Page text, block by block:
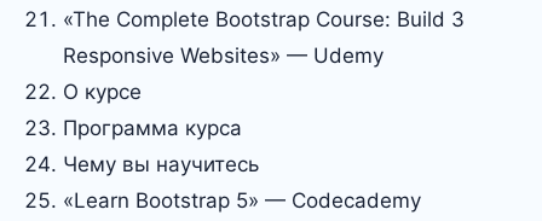
«The Complete Bootstrap Course: Build 3
Responsive Websites» — Udemy
О курсе
Программа курса
Чему вы научитесь
«Learn Bootstrap 5» — Codecademy